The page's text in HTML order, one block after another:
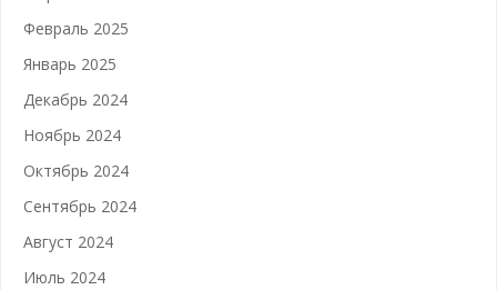
Февраль 2025
Январь 2025
Декабрь 2024
Ноябрь 2024
Октябрь 2024
Сентябрь 2024
Август 2024
Июль 2024